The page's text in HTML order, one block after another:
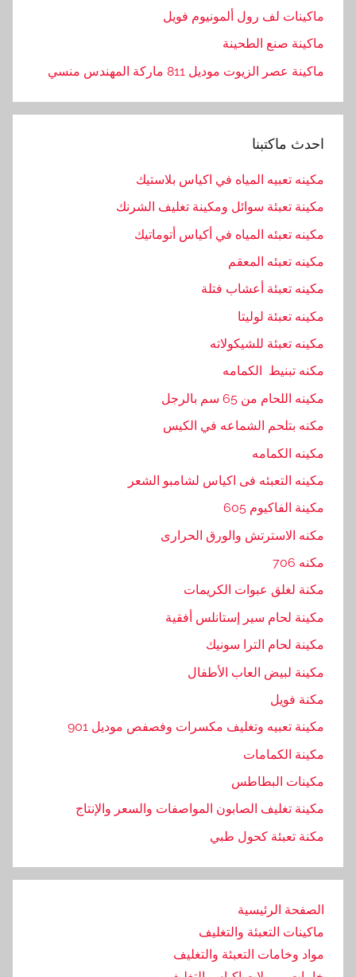
ماكينات لف رول ألمونيوم فويل
ماكينة صنع الطحينة
ماكينة عصر الزيوت موديل 811 ماركة المهندس منسي
احدث ماكتبنا
مكينه تعبيه المياه في اكياس بلاستيك
مكينة تعبئة سوائل ومكينة تغليف الشرنك
مكينه تعبئه المياه في أكياس أتوماتيك
مكينه تعبئه المعقم
مكينه تعبئة أعشاب فتلة
مكينه تعبئة لوليتا
مكينه تعبئة للشيكولاته
مكنه تبنيط الكمامه
مكينه اللحام من 65 سم بالرجل
مكنه بتلحم الشماعه في الكيس
مكينه الكمامه
مكينه التعبئه فى اكياس لشامبو الشعر
مكينة الفاكيوم 605
مكنه الاسترتش والورق الحرارى
مكنه 706
مكنة لغلق عبوات الكريمات
مكينة لحام سير إستانلس أفقية
مكينة لحام الترا سونيك
مكينة لبيض العاب الأطفال
مكنة فويل
مكينة تعبيه وتغليف مكسرات وفصفص موديل 901
مكينة الكمامات
مكينات البطاطس
مكينة تغليف الصابون المواصفات والسعر والإنتاج
مكنة تعبئة كحول طبي
الصفحة الرئيسية
ماكينات التعبئة والتغليف
مواد وخامات التعبئة والتغليف